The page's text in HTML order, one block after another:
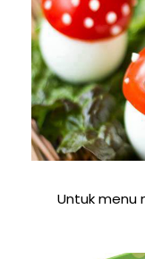
Untuk menu